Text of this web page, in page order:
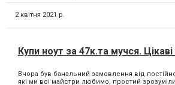
2 квітня 2021 р.
Купи ноут за 47к.та мучся. Цікаві
Вчора був банальний замовлення від
які ми всі майстри любимо, простий